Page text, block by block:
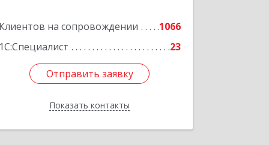
Клиентов на сопровождении
1066
1С:Специалист
23
Отправить заявку
Показать контакты
Подробнее
Отправить заявку
Назад